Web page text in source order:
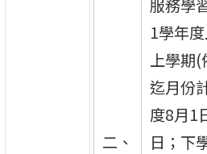
二、
服務學
1學年
上學期(
迄月份
度8月1
日；下